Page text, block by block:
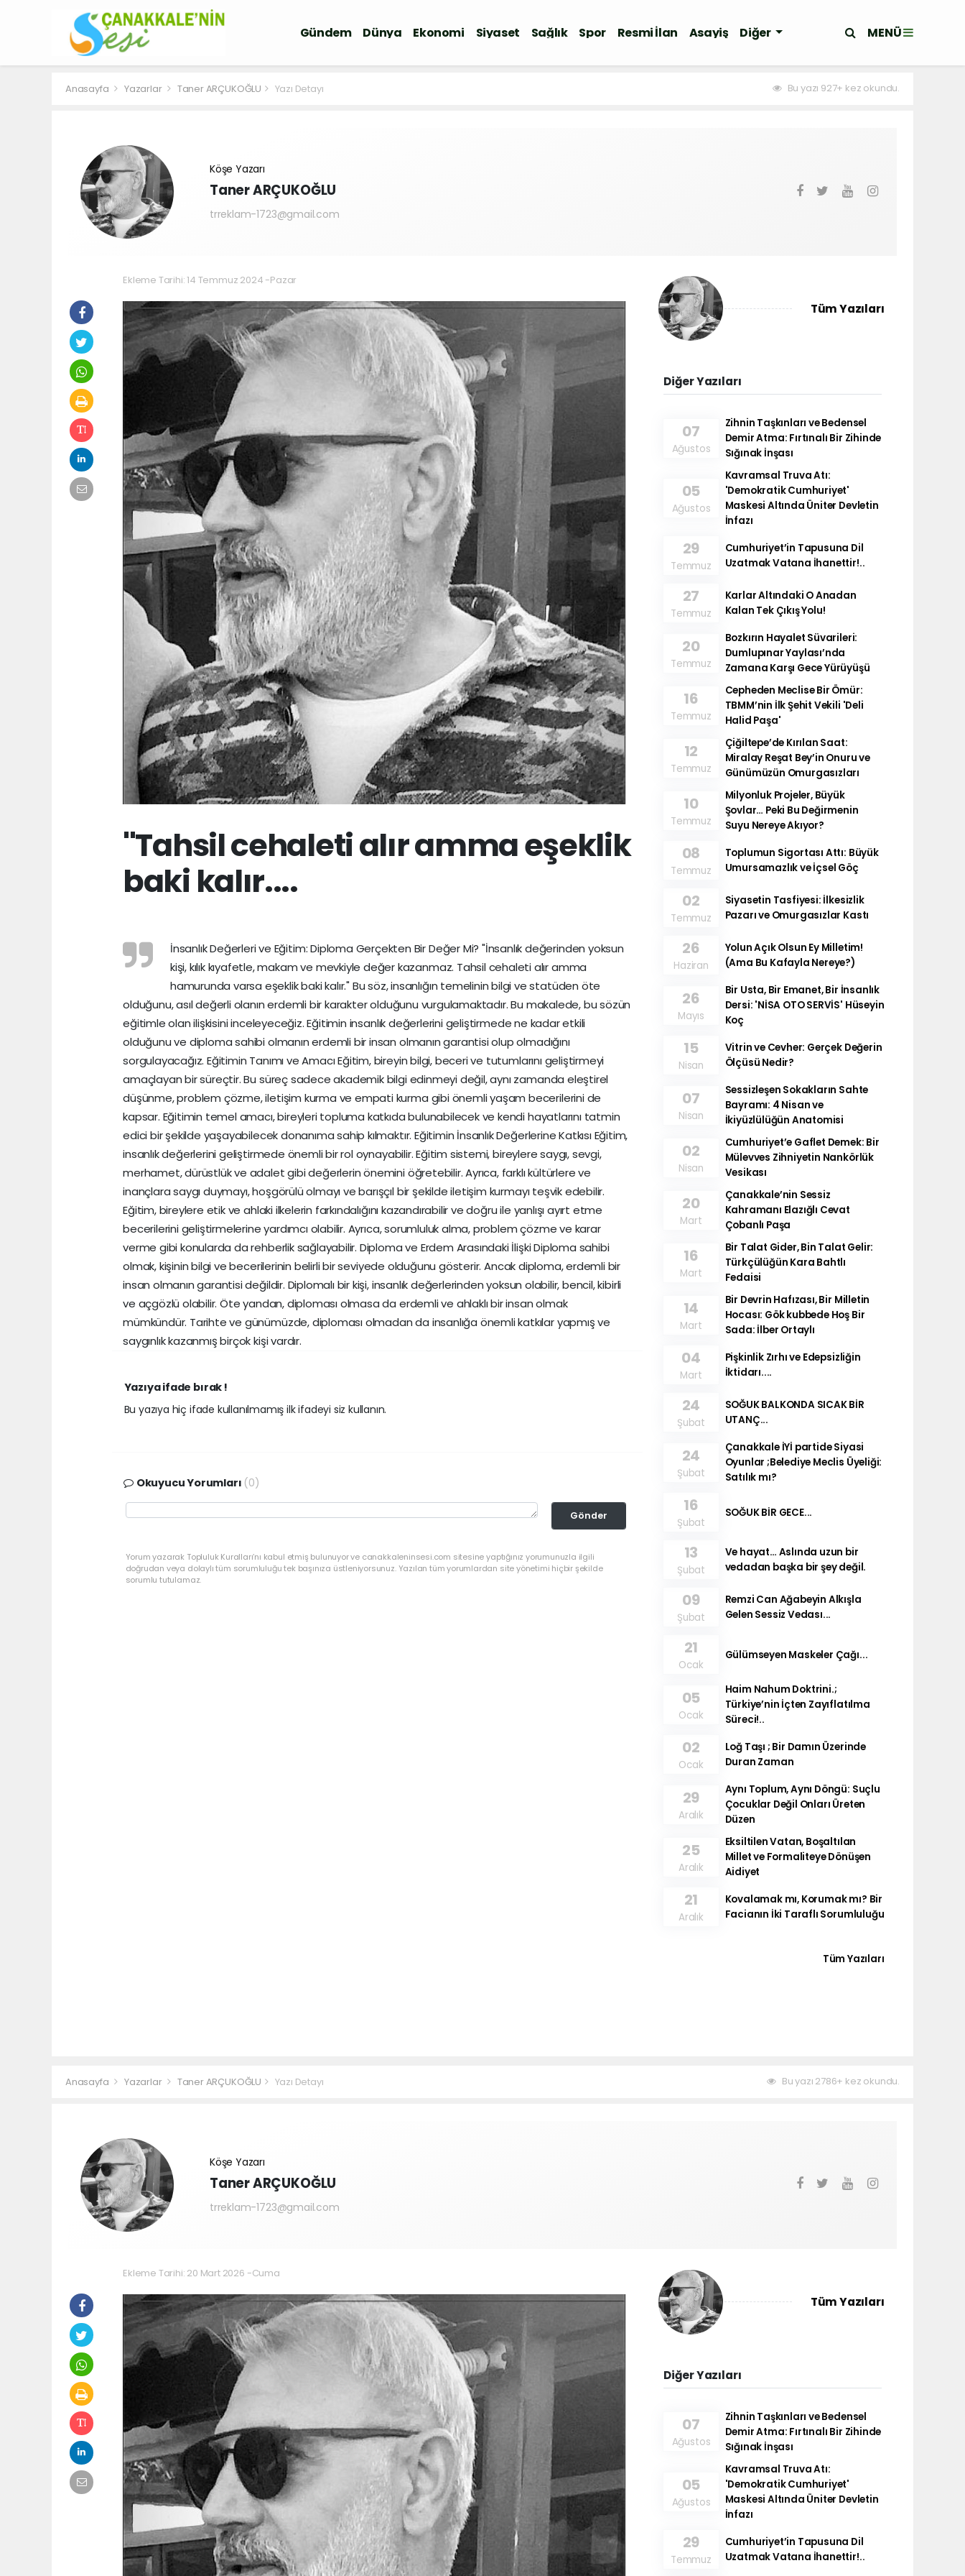
Gündem Dünya Ekonomi Siyaset Sağlık Spor Resmi İlan Asayiş Diğer MENÜ
Anasayfa Yazarlar Taner ARÇUKOĞLU Yazı Detayı Bu yazı 927+ kez okundu.
Köşe Yazarı
Taner ARÇUKOĞLU
trreklam-1723@gmail.com
Ekleme Tarihi: 14 Temmuz 2024 -Pazar
''Tahsil cehaleti alır amma eşeklik
baki kalır....
İnsanlık Değerleri ve Eğitim: Diploma Gerçekten Bir Değer Mi? "İnsanlık değerinden yoksun
kişi, kılık kıyafetle, makam ve mevkiyle değer kazanmaz. Tahsil cehaleti alır amma
hamurunda varsa eşeklik baki kalır." Bu söz, insanlığın temelinin bilgi ve statüden öte
olduğunu, asıl değerli olanın erdemli bir karakter olduğunu vurgulamaktadır. Bu makalede, bu sözün
eğitimle olan ilişkisini inceleyeceğiz. Eğitimin insanlık değerlerini geliştirmede ne kadar etkili
olduğunu ve diploma sahibi olmanın erdemli bir insan olmanın garantisi olup olmadığını
sorgulayacağız. Eğitimin Tanımı ve Amacı Eğitim, bireyin bilgi, beceri ve tutumlarını geliştirmeyi
amaçlayan bir süreçtir. Bu süreç sadece akademik bilgi edinmeyi değil, aynı zamanda eleştirel
düşünme, problem çözme, iletişim kurma ve empati kurma gibi önemli yaşam becerilerini de
kapsar. Eğitimin temel amacı, bireyleri topluma katkıda bulunabilecek ve kendi hayatlarını tatmin
edici bir şekilde yaşayabilecek donanıma sahip kılmaktır. Eğitimin İnsanlık Değerlerine Katkısı Eğitim,
insanlık değerlerini geliştirmede önemli bir rol oynayabilir. Eğitim sistemi, bireylere saygı, sevgi,
merhamet, dürüstlük ve adalet gibi değerlerin önemini öğretebilir. Ayrıca, farklı kültürlere ve
inançlara saygı duymayı, hoşgörülü olmayı ve barışçıl bir şekilde iletişim kurmayı teşvik edebilir.
Eğitim, bireylere etik ve ahlaki ilkelerin farkındalığını kazandırabilir ve doğru ile yanlışı ayırt etme
becerilerini geliştirmelerine yardımcı olabilir. Ayrıca, sorumluluk alma, problem çözme ve karar
verme gibi konularda da rehberlik sağlayabilir. Diploma ve Erdem Arasındaki İlişki Diploma sahibi
olmak, kişinin bilgi ve becerilerinin belirli bir seviyede olduğunu gösterir. Ancak diploma, erdemli bir
insan olmanın garantisi değildir. Diplomalı bir kişi, insanlık değerlerinden yoksun olabilir, bencil, kibirli
ve açgözlü olabilir. Öte yandan, diploması olmasa da erdemli ve ahlaklı bir insan olmak
mümkündür. Tarihte ve günümüzde, diploması olmadan da insanlığa önemli katkılar yapmış ve
saygınlık kazanmış birçok kişi vardır.
Yazıya ifade bırak !
Bu yazıya hiç ifade kullanılmamış ilk ifadeyi siz kullanın.
Okuyucu Yorumları (0)
Gönder
Yorum yazarak Topluluk Kuralları’nı kabul etmiş bulunuyor ve canakkaleninsesi.com sitesine yaptığınız yorumunuzla ilgili
doğrudan veya dolaylı tüm sorumluluğu tek başınıza üstleniyorsunuz. Yazılan tüm yorumlardan site yönetimi hiçbir şekilde
sorumlu tutulamaz.
Tüm Yazıları
Diğer Yazıları
07
Ağustos
Zihnin Taşkınları ve Bedensel
Demir Atma: Fırtınalı Bir Zihinde
Sığınak İnşası
05
Ağustos
Kavramsal Truva Atı:
'Demokratik Cumhuriyet'
Maskesi Altında Üniter Devletin
İnfazı
29
Temmuz
Cumhuriyet’in Tapusuna Dil
Uzatmak Vatana İhanettir!..
27
Temmuz
Karlar Altındaki O Anadan
Kalan Tek Çıkış Yolu!
20
Temmuz
Bozkırın Hayalet Süvarileri:
Dumlupınar Yaylası’nda
Zamana Karşı Gece Yürüyüşü
16
Temmuz
Cepheden Meclise Bir Ömür:
TBMM’nin İlk Şehit Vekili 'Deli
Halid Paşa'
12
Temmuz
Çiğiltepe’de Kırılan Saat:
Miralay Reşat Bey’in Onuru ve
Günümüzün Omurgasızları
10
Temmuz
Milyonluk Projeler, Büyük
Şovlar… Peki Bu Değirmenin
Suyu Nereye Akıyor?
08
Temmuz
Toplumun Sigortası Attı: Büyük
Umursamazlık ve İçsel Göç
02
Temmuz
Siyasetin Tasfiyesi: İlkesizlik
Pazarı ve Omurgasızlar Kastı
26
Haziran
​Yolun Açık Olsun Ey Milletim!
(Ama Bu Kafayla Nereye?)
26
Mayıs
Bir Usta, Bir Emanet, Bir İnsanlık
Dersi: 'NİSA OTO SERVİS' Hüseyin
Koç
15
Nisan
Vitrin ve Cevher: Gerçek Değerin
Ölçüsü Nedir?
07
Nisan
Sessizleşen Sokakların Sahte
Bayramı: 4 Nisan ve
İkiyüzlülüğün Anatomisi
02
Nisan
Cumhuriyet’e Gaflet Demek: Bir
Mülevves Zihniyetin Nankörlük
Vesikası
20
Mart
Çanakkale’nin Sessiz
Kahramanı Elazığlı Cevat
Çobanlı Paşa
16
Mart
Bir Talat Gider, Bin Talat Gelir:
Türkçülüğün Kara Bahtlı
Fedaisi
14
Mart
Bir Devrin Hafızası, Bir Milletin
Hocası: Gök kubbede Hoş Bir
Sada: İlber Ortaylı
04
Mart
Pişkinlik Zırhı ve Edepsizliğin
İktidarı....
24
Şubat
SOĞUK BALKONDA SICAK BİR
UTANÇ...
24
Şubat
Çanakkale İYİ partide Siyasi
Oyunlar ;Belediye Meclis Üyeliği:
Satılık mı?
16
Şubat
SOĞUK BİR GECE...
13
Şubat
Ve hayat… Aslında uzun bir
vedadan başka bir şey değil.
09
Şubat
Remzi Can Ağabeyin Alkışla
Gelen Sessiz Vedası...
21
Ocak
Gülümseyen Maskeler Çağı...
05
Ocak
Haim Nahum Doktrini.;
Türkiye’nin İçten Zayıflatılma
Süreci!..
02
Ocak
Loğ Taşı ; Bir Damın Üzerinde
Duran Zaman
29
Aralık
Aynı Toplum, Aynı Döngü: Suçlu
Çocuklar Değil Onları Üreten
Düzen
25
Aralık
Eksiltilen Vatan, Boşaltılan
Millet ve Formaliteye Dönüşen
Aidiyet
21
Aralık
Kovalamak mı, Korumak mı? Bir
Facianın İki Taraflı Sorumluluğu
Tüm Yazıları
Anasayfa Yazarlar Taner ARÇUKOĞLU Yazı Detayı Bu yazı 2786+ kez okundu.
Köşe Yazarı
Taner ARÇUKOĞLU
trreklam-1723@gmail.com
Ekleme Tarihi: 20 Mart 2026 -Cuma
Tüm Yazıları
Diğer Yazıları
07
Ağustos
Zihnin Taşkınları ve Bedensel
Demir Atma: Fırtınalı Bir Zihinde
Sığınak İnşası
05
Ağustos
Kavramsal Truva Atı:
'Demokratik Cumhuriyet'
Maskesi Altında Üniter Devletin
İnfazı
29
Temmuz
Cumhuriyet’in Tapusuna Dil
Uzatmak Vatana İhanettir!..